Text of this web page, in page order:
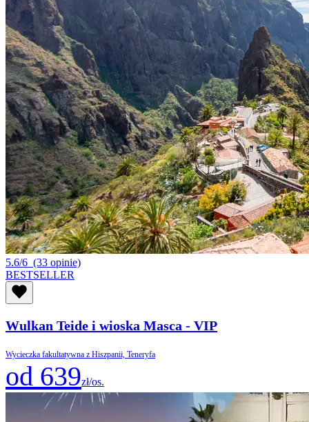
5.6/6 (33 opinie)
BESTSELLER
Wulkan Teide i wioska Masca - VIP
Wycieczka fakultatywna z Hiszpanii, Teneryfa
od 639zł/os.